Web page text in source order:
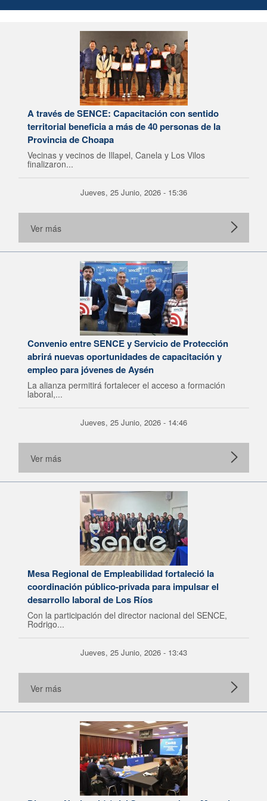
A través de SENCE: Capacitación con sentido
territorial beneficia a más de 40 personas de la
Provincia de Choapa
Vecinas y vecinos de Illapel, Canela y Los Vilos
finalizaron...
Jueves, 25 Junio, 2026 - 15:36
Ver más
Convenio entre SENCE y Servicio de Protección
abrirá nuevas oportunidades de capacitación y
empleo para jóvenes de Aysén
La alianza permitirá fortalecer el acceso a formación
laboral,...
Jueves, 25 Junio, 2026 - 14:46
Ver más
Mesa Regional de Empleabilidad fortaleció la
coordinación público-privada para impulsar el
desarrollo laboral de Los Ríos
Con la participación del director nacional del SENCE,
Rodrigo...
Jueves, 25 Junio, 2026 - 13:43
Ver más